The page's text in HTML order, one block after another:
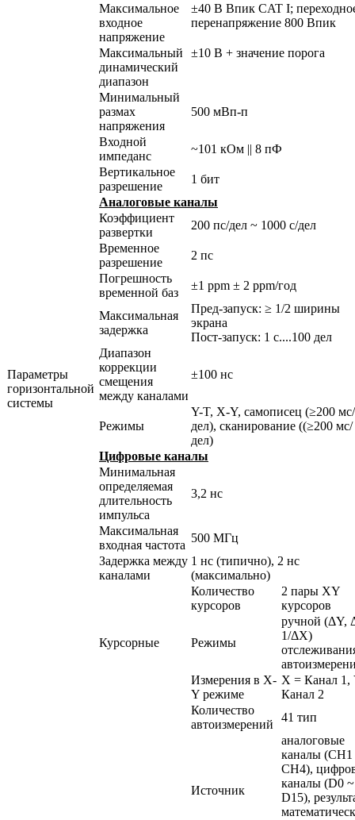
Максимальное
входное
напряжение
±40 В Впик CAT I;
перенапряжение 800 Впик
Максимальный
динамический
диапазон
±10 В + значение порога
Минимальный
размах
напряжения
500 мВп-п
Входной
импеданс
~101 кОм || 8 пФ
Вертикальное
разрешение
1 бит
Параметры
горизонтальной
системы
Аналоговые каналы
Коэффициент
развертки
200 пс/дел ~ 1000 с/дел
Временное
разрешение
2 пс
Погрешность
временной баз
±1 ppm ± 2 ppm/год
Максимальная
задержка
Пред-запуск: ≥ 1/2 ширины
экрана
Пост-запуск: 1 с....100 дел
Диапазон
коррекции
смещения
между каналами
±100 нс
Режимы
Y-T, X-Y, самописец (≥200 мс/
дел), сканирование ((≥200 мс/
дел)
Цифровые каналы
Минимальная
определяемая
длительность
импульса
3,2 нс
Максимальная
входная частота
500 МГц
Задержка между
каналами
1 нс (типично), 2 нс
(максимально)
Курсорные
Количество
курсоров
2 пары XY
курсоров
Режимы
ручной (ΔY,
1/ΔX)
Измерения в X-
Y режиме
X = Канал 1,
Канал 2
Количество
автоизмерений
41 тип
Источник
аналоговые
каналы (CH1
CH4),
каналы (D0 ~
D15),